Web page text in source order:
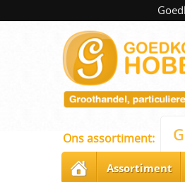
Ons assortiment:
Assortiment